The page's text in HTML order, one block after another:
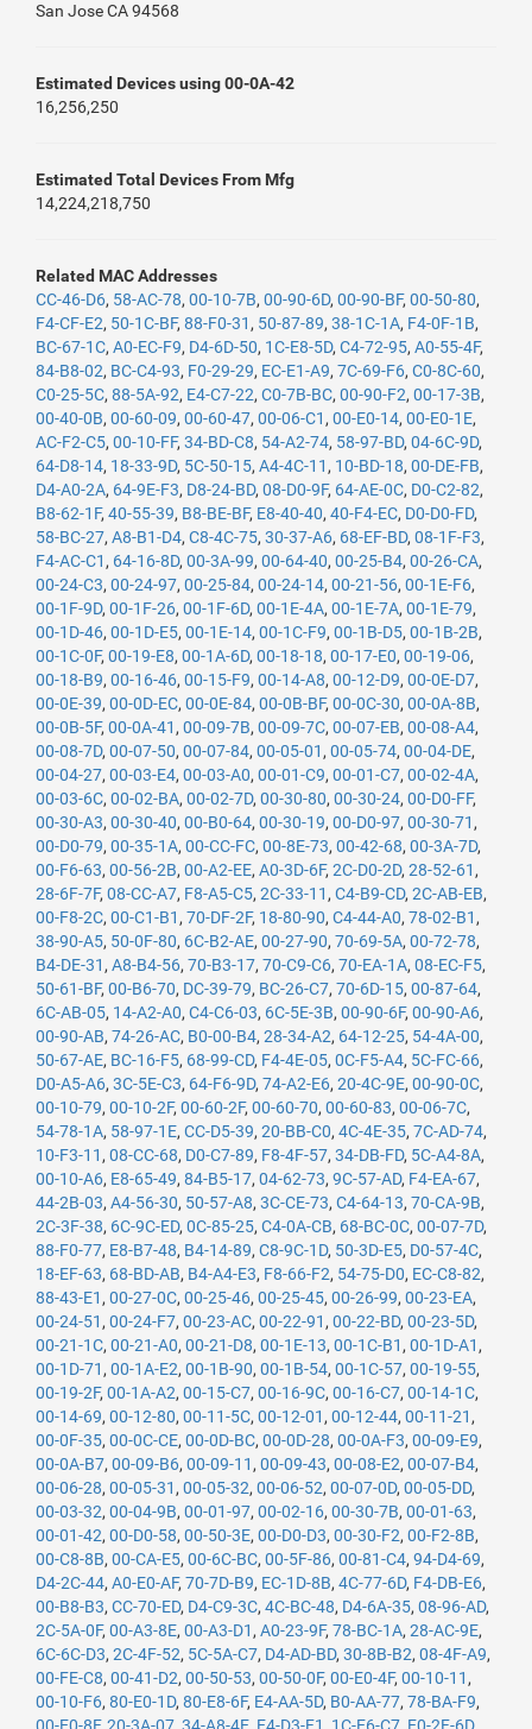
San Jose CA 94568
Estimated Devices using 00-0A-42
16,256,250
Estimated Total Devices From Mfg
14,224,218,750
Related MAC Addresses
CC-46-D6, 58-AC-78, 00-10-7B, 00-90-6D, 00-90-BF, 00-50-80,
F4-CF-E2, 50-1C-BF, 88-F0-31 , 50-87-89, 38-1C-1A, F4-0F-1B,
BC-67-1C, A0-EC-F9, D4-6D-50, 1C-E8-5D, C4-72-95, A0-55-4F,
84-B8-02, BC-C4-93, F0-29-29, EC-E1-A9, 7C-69-F6, C0-8C-60,
C0-25-5C, 88-5A-92, E4-C7-22, C0-7B-BC, 00-90-F2, 00-17-3B,
00-40-0B, 00-60-09, 00-60-47, 00-06-C1 , 00-E0-14, 00-E0-1E,
AC-F2-C5, 00-10-FF, 34-BD-C8, 54-A2-74, 58-97-BD, 04-6C-9D,
64-D8-14, 18-33-9D, 5C-50-15, A4-4C-11 , 10-BD-18, 00-DE-FB,
D4-A0-2A, 64-9E-F3, D8-24-BD, 08-D0-9F, 64-AE-0C, D0-C2-82,
B8-62-1F, 40-55-39, B8-BE-BF, E8-40-40, 40-F4-EC, D0-D0-FD,
58-BC-27, A8-B1-D4, C8-4C-75, 30-37-A6, 68-EF-BD, 08-1F-F3,
F4-AC-C1 , 64-16-8D, 00-3A-99, 00-64-40, 00-25-B4, 00-26-CA,
00-24-C3, 00-24-97, 00-25-84, 00-24-14, 00-21-56, 00-1E-F6,
00-1F-9D, 00-1F-26, 00-1F-6D, 00-1E-4A, 00-1E-7A, 00-1E-79,
00-1D-46, 00-1D-E5, 00-1E-14, 00-1C-F9, 00-1B-D5, 00-1B-2B,
00-1C-0F, 00-19-E8, 00-1A-6D, 00-18-18, 00-17-E0, 00-19-06,
00-18-B9, 00-16-46, 00-15-F9, 00-14-A8, 00-12-D9, 00-0E-D7,
00-0E-39, 00-0D-EC, 00-0E-84, 00-0B-BF, 00-0C-30, 00-0A-8B,
00-0B-5F, 00-0A-41 , 00-09-7B, 00-09-7C, 00-07-EB, 00-08-A4,
00-08-7D, 00-07-50, 00-07-84, 00-05-01 , 00-05-74, 00-04-DE,
00-04-27, 00-03-E4, 00-03-A0, 00-01-C9, 00-01-C7, 00-02-4A,
00-03-6C, 00-02-BA, 00-02-7D, 00-30-80, 00-30-24, 00-D0-FF,
00-30-A3, 00-30-40, 00-B0-64, 00-30-19, 00-D0-97, 00-30-71 ,
00-D0-79, 00-35-1A, 00-CC-FC, 00-8E-73, 00-42-68, 00-3A-7D,
00-F6-63, 00-56-2B, 00-A2-EE, A0-3D-6F, 2C-D0-2D, 28-52-61 ,
28-6F-7F, 08-CC-A7, F8-A5-C5, 2C-33-11 , C4-B9-CD, 2C-AB-EB,
00-F8-2C, 00-C1-B1 , 70-DF-2F, 18-80-90, C4-44-A0, 78-02-B1 ,
38-90-A5, 50-0F-80, 6C-B2-AE, 00-27-90, 70-69-5A, 00-72-78,
B4-DE-31 , A8-B4-56, 70-B3-17, 70-C9-C6, 70-EA-1A, 08-EC-F5,
50-61-BF, 00-B6-70, DC-39-79, BC-26-C7, 70-6D-15, 00-87-64,
6C-AB-05, 14-A2-A0, C4-C6-03, 6C-5E-3B, 00-90-6F, 00-90-A6,
00-90-AB, 74-26-AC, B0-00-B4, 28-34-A2, 64-12-25, 54-4A-00,
50-67-AE, BC-16-F5, 68-99-CD, F4-4E-05, 0C-F5-A4, 5C-FC-66,
D0-A5-A6, 3C-5E-C3, 64-F6-9D, 74-A2-E6, 20-4C-9E, 00-90-0C,
00-10-79, 00-10-2F, 00-60-2F, 00-60-70, 00-60-83, 00-06-7C,
54-78-1A, 58-97-1E, CC-D5-39, 20-BB-C0, 4C-4E-35, 7C-AD-74,
10-F3-11 , 08-CC-68, D0-C7-89, F8-4F-57, 34-DB-FD, 5C-A4-8A,
00-10-A6, E8-65-49, 84-B5-17, 04-62-73, 9C-57-AD, F4-EA-67,
44-2B-03, A4-56-30, 50-57-A8, 3C-CE-73, C4-64-13, 70-CA-9B,
2C-3F-38, 6C-9C-ED, 0C-85-25, C4-0A-CB, 68-BC-0C, 00-07-7D,
88-F0-77, E8-B7-48, B4-14-89, C8-9C-1D, 50-3D-E5, D0-57-4C,
18-EF-63, 68-BD-AB, B4-A4-E3, F8-66-F2, 54-75-D0, EC-C8-82,
88-43-E1 , 00-27-0C, 00-25-46, 00-25-45, 00-26-99, 00-23-EA,
00-24-51 , 00-24-F7, 00-23-AC, 00-22-91 , 00-22-BD, 00-23-5D,
00-21-1C, 00-21-A0, 00-21-D8, 00-1E-13, 00-1C-B1 , 00-1D-A1 ,
00-1D-71 , 00-1A-E2, 00-1B-90, 00-1B-54, 00-1C-57, 00-19-55,
00-19-2F, 00-1A-A2, 00-15-C7, 00-16-9C, 00-16-C7, 00-14-1C,
00-14-69, 00-12-80, 00-11-5C, 00-12-01 , 00-12-44, 00-11-21 ,
00-0F-35, 00-0C-CE, 00-0D-BC, 00-0D-28, 00-0A-F3, 00-09-E9,
00-0A-B7, 00-09-B6, 00-09-11 , 00-09-43, 00-08-E2, 00-07-B4,
00-06-28, 00-05-31 , 00-05-32, 00-06-52, 00-07-0D, 00-05-DD,
00-03-32, 00-04-9B, 00-01-97, 00-02-16, 00-30-7B, 00-01-63,
00-01-42, 00-D0-58, 00-50-3E, 00-D0-D3, 00-30-F2, 00-F2-8B,
00-C8-8B, 00-CA-E5, 00-6C-BC, 00-5F-86, 00-81-C4, 94-D4-69,
D4-2C-44, A0-E0-AF, 70-7D-B9, EC-1D-8B, 4C-77-6D, F4-DB-E6,
00-B8-B3, CC-70-ED, D4-C9-3C, 4C-BC-48, D4-6A-35, 08-96-AD,
2C-5A-0F, 00-A3-8E, 00-A3-D1 , A0-23-9F, 78-BC-1A, 28-AC-9E,
6C-6C-D3, 2C-4F-52, 5C-5A-C7, D4-AD-BD, 30-8B-B2, 08-4F-A9,
00-FE-C8, 00-41-D2, 00-50-53, 00-50-0F, 00-E0-4F, 00-10-11 ,
00-10-F6, 80-E0-1D, 80-E8-6F, E4-AA-5D, B0-AA-77, 78-BA-F9,